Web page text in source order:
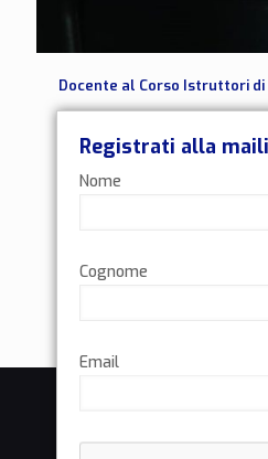
Docente al Corso Istruttori di
ore di lezione, presso il
Registrati alla
Nome
Cognome
Email